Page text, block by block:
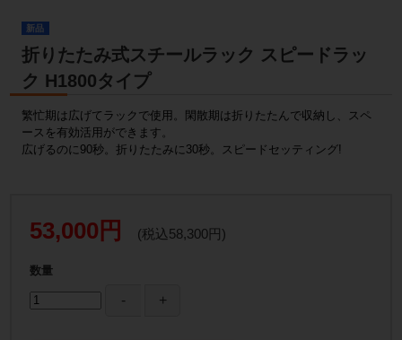
新品
折りたたみ式スチールラック スピードラッ
ク H1800タイプ
繁忙期は広げてラックで使用。閑散期は折りたたんで収納し、スペ
ースを有効活用ができます。
広げるのに90秒。折りたたみに30秒。スピードセッティング!
53,000円 (税込58,300円)
数量